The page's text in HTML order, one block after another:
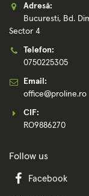
Adresă:
Bucuresti, Bd.
Sector 4
Telefon:
0750225305
Email:
office@proline.ro
CIF:
RO9886270
Follow us
Facebook